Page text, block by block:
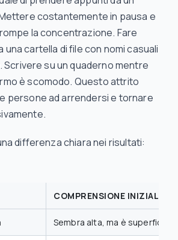
costantemente in pausa e
la concentrazione. Fare
cartella di file con nomi casuali
Scrivere su un quaderno mentre
è scomodo. Questo attrito
persone ad arrendersi e tornare
differenza chiara nei risultati:
COMPRENSIONE INIZIALE
Sembra alta, ma è superficiale.